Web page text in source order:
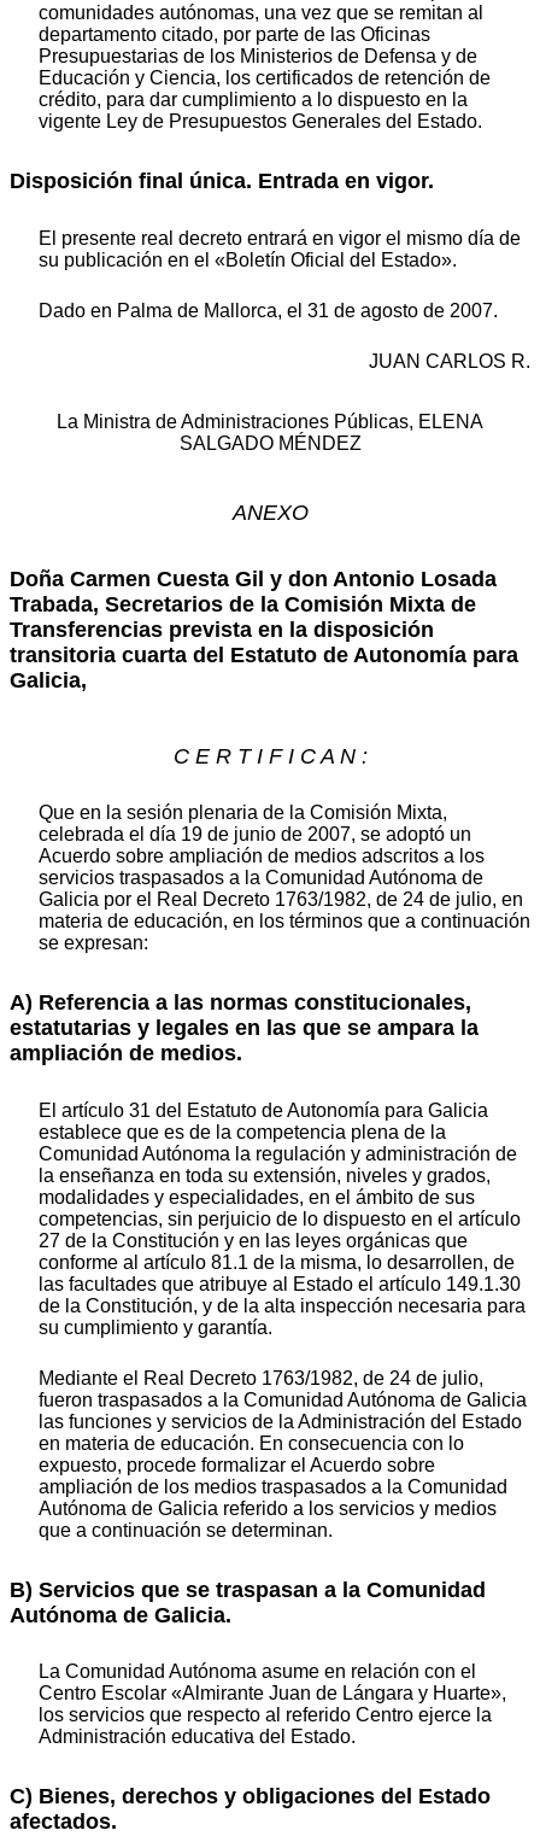
comunidades autónomas, una vez que se remitan al
departamento citado, por parte de las Oficinas
Presupuestarias de los Ministerios de Defensa y de
Educación y Ciencia, los certificados de retención de
crédito, para dar cumplimiento a lo dispuesto en la
vigente Ley de Presupuestos Generales del Estado.
Disposición final única. Entrada en vigor.
El presente real decreto entrará en vigor el mismo día de
su publicación en el «Boletín Oficial del Estado».
Dado en Palma de Mallorca, el 31 de agosto de 2007.
JUAN CARLOS R.
La Ministra de Administraciones Públicas, ELENA
SALGADO MÉNDEZ
ANEXO
Doña Carmen Cuesta Gil y don Antonio Losada
Trabada, Secretarios de la Comisión Mixta de
Transferencias prevista en la disposición
transitoria cuarta del Estatuto de Autonomía para
Galicia,
C E R T I F I C A N :
Que en la sesión plenaria de la Comisión Mixta,
celebrada el día 19 de junio de 2007, se adoptó un
Acuerdo sobre ampliación de medios adscritos a los
servicios traspasados a la Comunidad Autónoma de
Galicia por el Real Decreto 1763/1982, de 24 de julio, en
materia de educación, en los términos que a continuación
se expresan:
A) Referencia a las normas constitucionales,
estatutarias y legales en las que se ampara la
ampliación de medios.
El artículo 31 del Estatuto de Autonomía para Galicia
establece que es de la competencia plena de la
Comunidad Autónoma la regulación y administración de
la enseñanza en toda su extensión, niveles y grados,
modalidades y especialidades, en el ámbito de sus
competencias, sin perjuicio de lo dispuesto en el artículo
27 de la Constitución y en las leyes orgánicas que
conforme al artículo 81.1 de la misma, lo desarrollen, de
las facultades que atribuye al Estado el artículo 149.1.30
de la Constitución, y de la alta inspección necesaria para
su cumplimiento y garantía.
Mediante el Real Decreto 1763/1982, de 24 de julio,
fueron traspasados a la Comunidad Autónoma de Galicia
las funciones y servicios de la Administración del Estado
en materia de educación. En consecuencia con lo
expuesto, procede formalizar el Acuerdo sobre
ampliación de los medios traspasados a la Comunidad
Autónoma de Galicia referido a los servicios y medios
que a continuación se determinan.
B) Servicios que se traspasan a la Comunidad
Autónoma de Galicia.
La Comunidad Autónoma asume en relación con el
Centro Escolar «Almirante Juan de Lángara y Huarte»,
los servicios que respecto al referido Centro ejerce la
Administración educativa del Estado.
C) Bienes, derechos y obligaciones del Estado
afectados.